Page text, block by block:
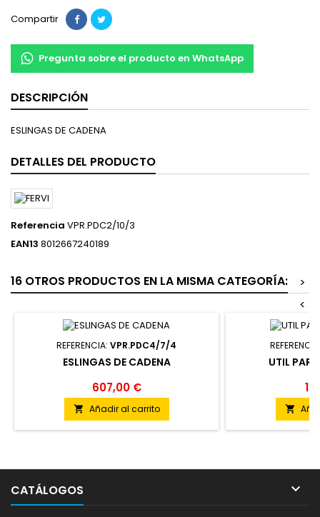
Compartir
Pregunta sobre el producto en WhatsApp
DESCRIPCIÓN
ESLINGAS DE CADENA
DETALLES DEL PRODUCTO
Referencia VPR.PDC2/10/3
EAN13 8012667240189
16 OTROS PRODUCTOS EN LA MISMA CATEGORÍA:
>
<
REFERENCIA: VPR.PDC4/7/4
ESLINGAS DE CADENA
607,00 €
 Añadir al carrito
UTIL

CATÁLOGOS 